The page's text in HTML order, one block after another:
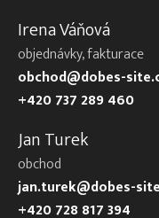
Irena Váňová
objednávky, fakturace
obchod@dobes-
+420 737 289 460
Jan Turek
obchod
jan.turek@dobes-
+420 728 817 394